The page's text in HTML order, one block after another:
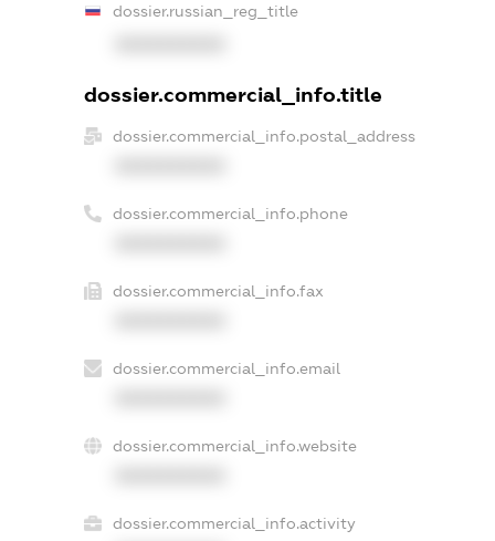
dossier.russian_reg_title
dossier.commercial_info.title
dossier.commercial_info.postal_address
dossier.commercial_info.phone
dossier.commercial_info.fax
dossier.commercial_info.email
dossier.commercial_info.website
dossier.commercial_info.activity